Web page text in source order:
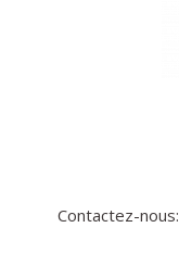
Contactez-nous: